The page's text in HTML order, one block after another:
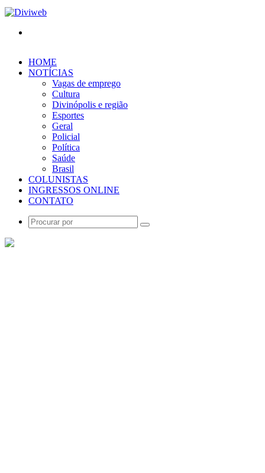
HOME
NOTÍCIAS
Vagas de emprego
Cultura
Divinópolis e região
Esportes
Geral
Policial
Política
Saúde
Brasil
COLUNISTAS
INGRESSOS ONLINE
CONTATO
Procurar